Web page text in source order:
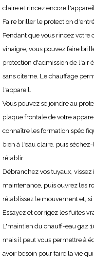
claire et rincez encore
Faire briller le protection
Pendant que vous rincez votre
vinaigre, vous pouvez faire
protection d'admission de l'air
sans citerne. Le chauffage
l'appareil.
Vous pouvez se joindre au
plaque frontale de votre
connaître les formation
bien à l'eau claire, puis
rétablir
Débranchez vos tuyaux,
maintenance, puis ouvrez les
rétablissez le mouvement et, si
Essayez et corrigez les fuites
L'maintien du chauff-eau gaz
mais il peut vous permettre à
avoir besoin pour faire la vie